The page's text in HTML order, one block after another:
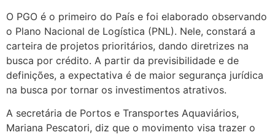
O PGO é o primeiro do País e foi elaborado observando
o Plano Nacional de Logística (PNL). Nele, constará a
carteira de projetos prioritários, dando diretrizes na
busca por crédito. A partir da previsibilidade e de
definições, a expectativa é de maior segurança jurídica
na busca por tornar os investimentos atrativos.
A secretária de Portos e Transportes Aquaviários,
Mariana Pescatori, diz que o movimento visa trazer o